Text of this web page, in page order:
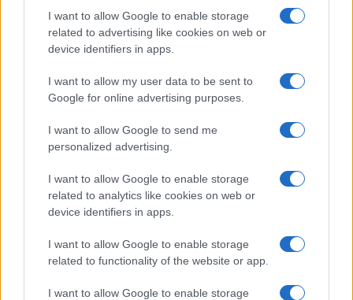
I want to allow Google to enable storage
related to advertising like cookies on web or
device identifiers in apps.
I want to allow my user data to be sent to
Google for online advertising purposes.
I want to allow Google to send me
personalized advertising.
I want to allow Google to enable storage
related to analytics like cookies on web or
device identifiers in apps.
I want to allow Google to enable storage
related to functionality of the website or app.
I want to allow Google to enable storage
F
a
b
o
k
T
w
it
te
Pi
n
re
st
W
h
at
s
A
p
p
S
h
re
Prossimo articolo
NOTIZIE RECENTI
Incidente sulla strada provinciale ad Arzachena,
Sangue, musica e solidarietà con Avis Olbia al
Delta Center